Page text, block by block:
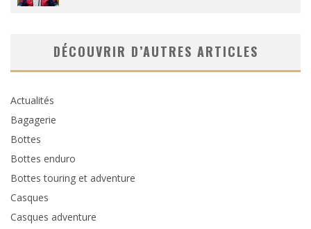
DÉCOUVRIR D’AUTRES ARTICLES
Actualités
Bagagerie
Bottes
Bottes enduro
Bottes touring et adventure
Casques
Casques adventure